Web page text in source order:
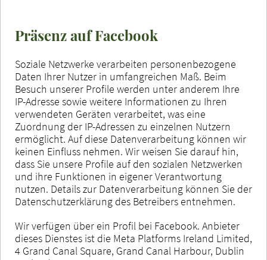
Präsenz auf Facebook
Soziale Netzwerke verarbeiten personenbezogene
Daten Ihrer Nutzer in umfangreichen Maß. Beim
Besuch unserer Profile werden unter anderem Ihre
IP-Adresse sowie weitere Informationen zu Ihren
verwendeten Geräten verarbeitet, was eine
Zuordnung der IP-Adressen zu einzelnen Nutzern
ermöglicht. Auf diese Datenverarbeitung können wir
keinen Einfluss nehmen. Wir weisen Sie darauf hin,
dass Sie unsere Profile auf den sozialen Netzwerken
und ihre Funktionen in eigener Verantwortung
nutzen. Details zur Datenverarbeitung können Sie der
Datenschutzerklärung des Betreibers entnehmen.
Wir verfügen über ein Profil bei Facebook. Anbieter
dieses Dienstes ist die Meta Platforms Ireland Limited,
4 Grand Canal Square, Grand Canal Harbour, Dublin